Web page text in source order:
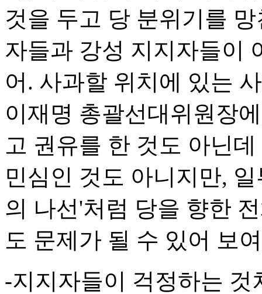
것을 두고 당 분위기를
자들과 강성 지지자들이
어. 사과할 위치에 있는
이재명 총괄선대위원장
고 권유를 한 것도 아닌
민심인 것도 아니지만,
의 나선'처럼 당을 향한
도 문제가 될 수 있어 보
-지지자들이 걱정하는